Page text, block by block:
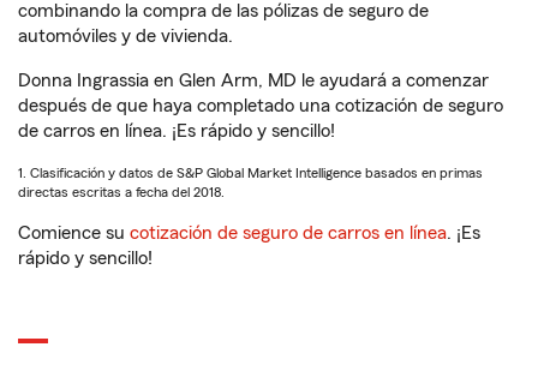
combinando la compra de las pólizas de seguro de
automóviles y de vivienda.
Donna Ingrassia en Glen Arm, MD le ayudará a comenzar
después de que haya completado una cotización de seguro
de carros en línea. ¡Es rápido y sencillo!
1. Clasificación y datos de S&P Global Market Intelligence basados en primas
directas escritas a fecha del 2018.
Comience su cotización de seguro de carros en línea. ¡Es
rápido y sencillo!